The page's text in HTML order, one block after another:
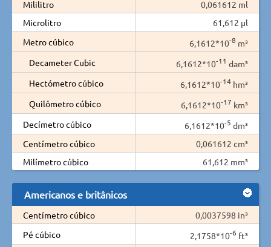
Mililitro
0,061612 ml
Microlitro
61,612 µl
Metro cúbico
6,1612*10-8 m³
Decameter Cubic
6,1612*10-11 dam³
Hectómetro cúbico
6,1612*10-14 hm³
Quilômetro cúbico
6,1612*10-17 km³
Decímetro cúbico
6,1612*10-5 dm³
Centímetro cúbico
0,061612 cm³
Milímetro cúbico
61,612 mm³
Americanos e britânicos
Centímetro cúbico
0,0037598 in³
Pé cúbico
2,1758*10-6 ft³